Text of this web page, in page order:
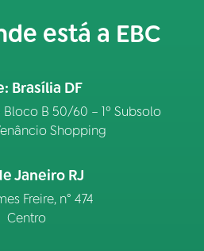
está a EBC
Brasília DF
Bloco B 50/60 – 1º Subsolo
Shopping
Janeiro RJ
Freire, n° 474
Centro